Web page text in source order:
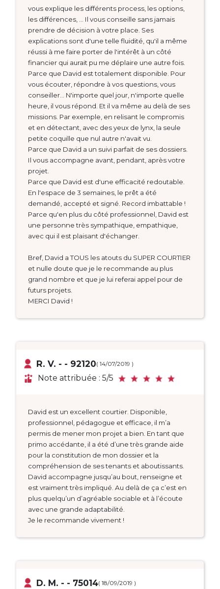
vous explique les différents process, les options,
les différences, ... Il vous conseille sans jamais
prendre de décision à votre place. Ses
explications sont d'une telle fluidité, qu'il a même
réussi à me faire porter de l'intérêt à un côté
financier qui aurait pu me déplaire une autre fois.
Parce que David est totalement disponible. Pour
vous écouter, répondre à vos questions, vous
conseiller... N'importe quel jour, n'importe quelle
heure, il vous répond. Et il va même au delà de ses
missions. Par exemple, en relisant le compromis
et en détectant, avec des yeux de lynx, la seule
petite coquille que nul autre n'avait vu.
Parce que David a un suivi parfait de ses dossiers.
Il vous accompagne avant, pendant, après votre
projet.
Parce que David est d'une efficacité redoutable.
En l'espace de 3 semaines, le prêt a été
demandé, accepté et signé. Record imbattable !
Parce qu'en plus du côté professionnel, David est
une personne très sympathique, empathique,
avec qui il est plaisant d'échanger.
Bref, David a TOUS les atouts du SUPER COURTIER
et nulle doute que je le recommande au plus
grand nombre et que je lui referai appel pour de
futurs projets.
MERCI David !
R. V. - - 92120( 14/07/2019 )
Note attribuée : 5/5
David est un excellent courtier. Disponible,
professionnel, pédagogue et efficace, il m’a
permis de mener mon projet a bien. En tant que
primo accédante, il a été d’une très grande aide
pour la constitution de mon dossier et la
compréhension de ses tenants et aboutissants.
David accompagne jusqu’au bout, renseigne et
est vraiment très impliqué. Au delà de ça c’est en
plus quelqu’un d’agréable sociable et à l’écoute
avec une grande adaptabilité.
Je le recommande vivement !
D. M. - - 75014( 18/09/2019 )